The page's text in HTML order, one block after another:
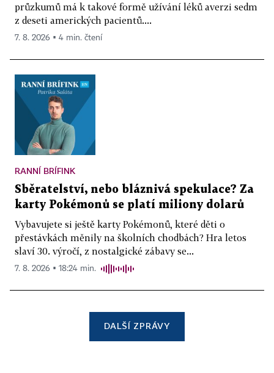
průzkumů má k takové formě užívání léků averzi sedm
z deseti amerických pacientů....
7. 8. 2026 ▪ 4 min. čtení
RANNÍ BRÍFINK
Sběratelství, nebo bláznivá spekulace? Za
karty Pokémonů se platí miliony dolarů
Vybavujete si ještě karty Pokémonů, které děti o
přestávkách měnily na školních chodbách? Hra letos
slaví 30. výročí, z nostalgické zábavy se...
7. 8. 2026 ▪ 18:24 min.
DALŠÍ ZPRÁVY